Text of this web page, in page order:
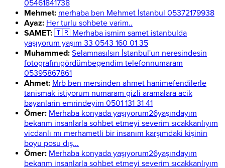
05461841738
Mehmet: merhaba ben Mehmet İstanbul 05372179938
Ayaz: Her turlu sohbete varim..
SAMET: 🇹🇷 Merhaba ismim samet istanbulda
yaşıyorum yaşım 33 0543 160 01 35
Muhammed: Selamnasılsın İstanbul'un neresindesin
fotografınıgördümbegendim telefonnumaram
05395867861
Ahmet: Mrb ben mersinden ahmet hanimefendilerle
tanismak istiyorum numaram gizli aramalara acik
bayanlarin emrindeyim 0501 131 31 41
Ömer: Merhaba konyada yaşıyorum26yaşındayım
bekarım insanlarla sohbet etmeyi severim sıcakkanlıyım
vicdanlı mı merhametli bir insanım karşımdaki kişinin
boyu posu dış...
Ömer: Merhaba konyada yaşıyorum26yaşındayım
bekarım insanlarla sohbet etmeyi severim sıcakkanlıyım